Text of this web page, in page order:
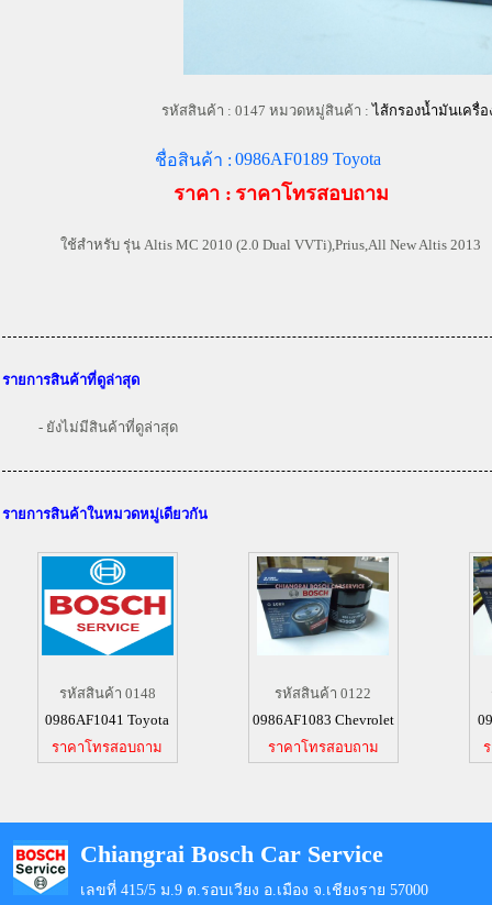
รหัสสินค้า : 0147 หมวดหมู่สินค้า :ไส้กรองน้ำมันเครื่อ
ชื่อสินค้า : 0986AF0189 Toyota
ราคา : ราคาโทรสอบถาม
ใช้สำหรับ รุ่น Altis MC 2010 (2.0 Dual VVTi),Prius,All New Altis 2013
รายการสินค้าที่ดูล่าสุด
- ยังไม่มีสินค้าที่ดูล่าสุด
รายการสินค้าในหมวดหมู่เดียวกัน
รหัสสินค้า 0148
0986AF1041 Toyota
ราคาโทรสอบถาม
รหัสสินค้า 0122
0986AF1083 Chevrolet
ราคาโทรสอบถาม
Chiangrai Bosch Car Service
เลขที่ 415/5 ม.9 ต.รอบเวียง อ.เมือง จ.เชียงราย 57000